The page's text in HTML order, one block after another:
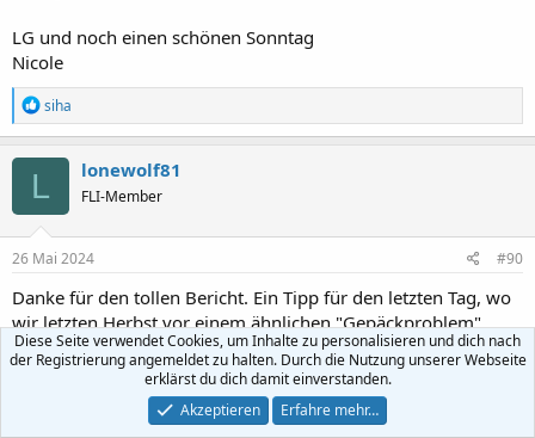
LG und noch einen schönen Sonntag
Nicole
R
e
a
k
i
o
n
e
:
siha
L lonewolf81
FLI-Member
26 Mai 2024 #90
Danke für den tollen Bericht. Ein Tipp für den letzten Tag, wo
wir letzten Herbst vor einem ähnlichen "Gepäckproblem"
standen. Barcelona ist eine der Städte in denen LUGGIt aktiv
ist. Das ist ein Service, bei dem ein Fahrer das Gepäck bei Dir
zuhause in der Wohnung/Hotel abholt, es den Tag über
aufbewahrt und es dir dann wieder an den Flughafen bringt.
Diese Seite verwendet Cookies, um Inhalte zu personalisieren und dich nach
der Registrierung angemeldet zu halten. Durch die Nutzung unserer Webseite
erklärst du dich damit einverstanden.
Akzeptieren
Erfahre mehr…